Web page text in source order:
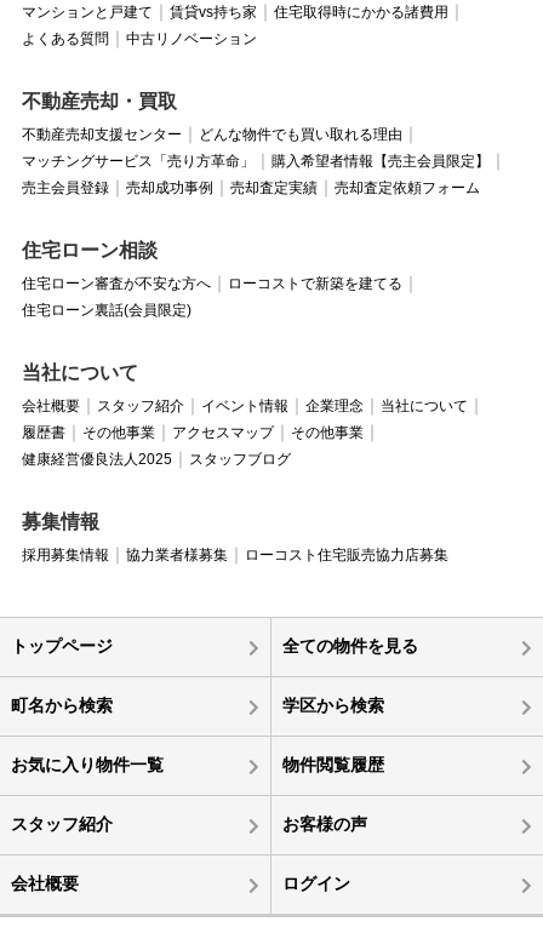
マンションと戸建て
賃貸vs持ち家
住宅取得時にかかる諸費用
よくある質問
中古リノベーション
不動産売却・買取
不動産売却支援センター
どんな物件でも買い取れる理由
マッチングサービス「売り方革命」
購入希望者情報【売主会員限定】
売主会員登録
売却成功事例 売却査定実績 売却査定依頼フォーム
住宅ローン相談
住宅ローン審査が不安な方へ
ローコストで新築を建てる
住宅ローン裏話(会員限定)
当社について
会社概要 スタッフ紹介 イベント情報 企業理念
当社について
履歴書
その他事業 アクセスマップ
その他事業
健康経営優良法人2025
スタッフブログ
募集情報
採用募集情報 協力業者様募集 ローコスト住宅販売協力店募集
トップページ 全ての物件を見る
町名から検索 学区から検索
お気に入り物件一覧 物件閲覧履歴
スタッフ紹介 お客様の声
会社概要 ログイン